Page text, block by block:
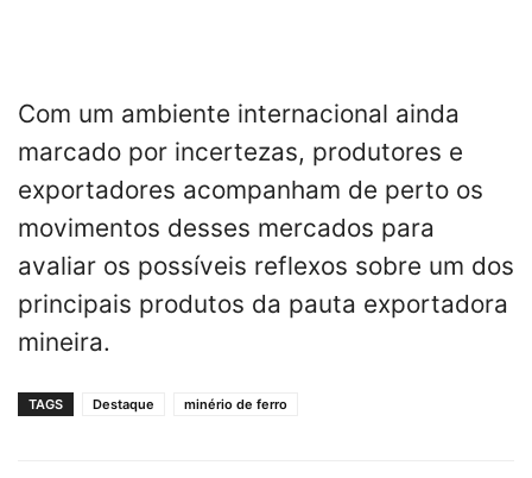
Com um ambiente internacional ainda
marcado por incertezas, produtores e
exportadores acompanham de perto os
movimentos desses mercados para
avaliar os possíveis reflexos sobre um dos
principais produtos da pauta exportadora
mineira.
TAGS Destaque minério de ferro